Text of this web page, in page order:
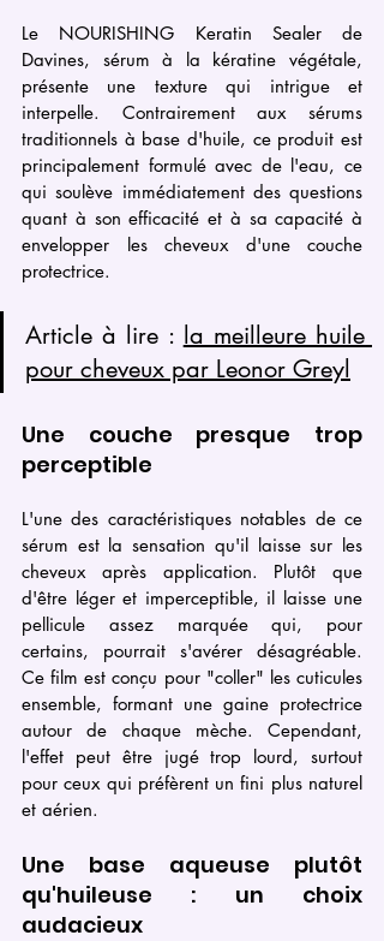
Le NOURISHING Keratin Sealer de
Davines, sérum à la kératine végétale,
présente une texture qui intrigue et
interpelle. Contrairement aux sérums
traditionnels à base d'huile, ce produit est
principalement formulé avec de l'eau, ce
qui soulève immédiatement des questions
quant à son efficacité et à sa capacité à
envelopper les cheveux d'une couche
protectrice.
Article à lire : la meilleure huile
pour cheveux par Leonor Greyl
Une couche presque trop
perceptible
L'une des caractéristiques notables de ce
sérum est la sensation qu'il laisse sur les
cheveux après application. Plutôt que
d'être léger et imperceptible, il laisse une
pellicule assez marquée qui, pour
certains, pourrait s'avérer désagréable.
Ce film est conçu pour "coller" les cuticules
ensemble, formant une gaine protectrice
autour de chaque mèche. Cependant,
l'effet peut être jugé trop lourd, surtout
pour ceux qui préfèrent un fini plus naturel
et aérien.
Une base aqueuse plutôt
qu'huileuse : un choix
audacieux